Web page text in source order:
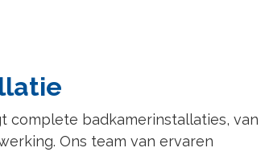
complete badkamerinstallaties, van
Ons team van ervaren